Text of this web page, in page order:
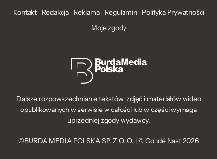
Kontakt Redakcja Reklama Regulamin
Polityka Prywatności
Moje zgody
Dalsze rozpowszechnianie tekstów, zdjęć i materiałów wideo
opublikowanych w serwisie w całości lub w części wymaga
uprzedniej zgody wydawcy.
©BURDA MEDIA POLSKA SP. Z O. O. | © Condé Nast 2026